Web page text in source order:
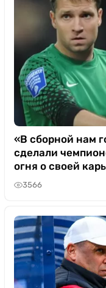
«В сборной нам
сделали
огня о своей
3566